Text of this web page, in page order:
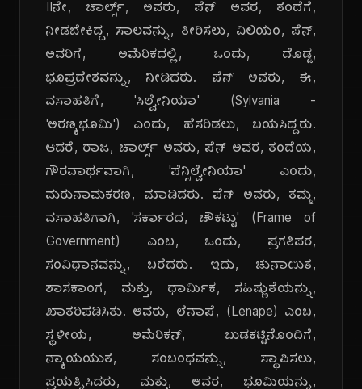
IIನೇ, ಚಾರ್ಲ್ಸ್, ಅವರು, ಪೆನ್ ಅವರ, ತಂದೆಗೆ,
ನೀಡಬೇಕಿದ್ದ, ಸಾಲವನ್ನು, ತೀರಿಸಲು, ವಿಲಿಯಂ, ಪೆನ್,
ಅವರಿಗೆ, ಅಮೆರಿಕದಲ್ಲಿ, ಒಂದು, ದೊಡ್ಡ,
ಭೂಪ್ರದೇಶವನ್ನು, ನೀಡಿದರು. ಪೆನ್ ಅವರು, ಈ,
ವಸಾಹತಿಗೆ, 'ಸಿಲ್ವೇನಿಯಾ' (Sylvania -
'ಅರಣ್ಯಭೂಮಿ') ಎಂದು, ಹೆಸರಿಡಲು, ಬಯಸಿದ್ದರು.
ಆದರೆ, ರಾಜ, ಚಾರ್ಲ್ಸ್ ಅವರು, ಪೆನ್ ಅವರ, ತಂದೆಯ,
ಗೌರವಾರ್ಥವಾಗಿ, 'ಪೆನ್ಸಿಲ್ವೇನಿಯಾ' ಎಂದು,
ಮರುನಾಮಕರಣ, ಮಾಡಿದರು. ಪೆನ್ ಅವರು, ತಮ್ಮ,
ವಸಾಹತಿಗಾಗಿ, 'ಸರ್ಕಾರದ, ಚೌಕಟ್ಟು' (Frame of
Government) ಎಂಬ, ಒಂದು, ಪ್ರಗತಿಪರ,
ಸಂವಿಧಾನವನ್ನು, ಬರೆದರು. ಇದು, ಚುನಾಯಿತ,
ಶಾಸಕಾಂಗ, ಮತ್ತು, ಧಾರ್ಮಿಕ, ಸಹಿಷ್ಣುತೆಯನ್ನು,
ಖಾತರಿಪಡಿಸಿತು. ಅವರು, ಲೆನಾಪೆ, (Lenape) ಎಂಬ,
ಸ್ಥಳೀಯ, ಅಮೆರಿಕನ್, ಬುಡಕಟ್ಟಿನೊಂದಿಗೆ,
ನ್ಯಾಯಯುತ, ಸಂಬಂಧವನ್ನು, ಸ್ಥಾಪಿಸಲು,
ಪ್ರಯತ್ನಿಸಿದರು, ಮತ್ತು, ಅವರ, ಭೂಮಿಯನ್ನು,